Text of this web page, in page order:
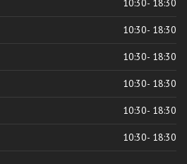
10:30- 18:30
10:30- 18:30
10:30- 18:30
10:30- 18:30
10:30- 18:30